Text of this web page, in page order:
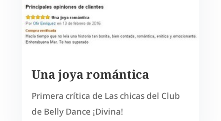
Una joya romántica
Primera crítica de Las chicas del Club
de Belly Dance ¡Divina!